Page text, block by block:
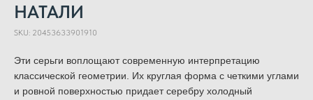
НАТАЛИ
SKU: 20453633901910
Эти серьги воплощают современную интерпретацию
классической геометрии. Их круглая форма с четкими углами
и ровной поверхностью придает серебру холодный